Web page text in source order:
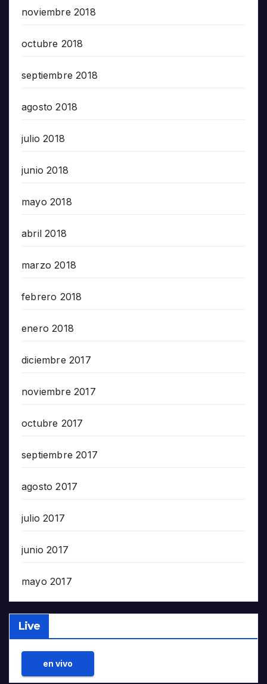
noviembre 2018
octubre 2018
septiembre 2018
agosto 2018
julio 2018
junio 2018
mayo 2018
abril 2018
marzo 2018
febrero 2018
enero 2018
diciembre 2017
noviembre 2017
octubre 2017
septiembre 2017
agosto 2017
julio 2017
junio 2017
mayo 2017
Live
en vivo